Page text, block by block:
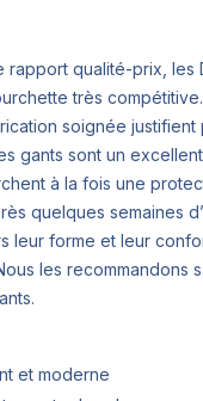
rapport qualité-prix, les
très
soignée justifient
gants sont un
à la fois une
quelques semaines
leur forme et leur
les recommandons
et moderne